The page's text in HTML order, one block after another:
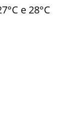
e 28°C